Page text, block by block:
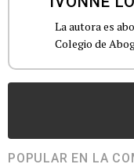
La autora es
Colegio de
POPULAR EN LA